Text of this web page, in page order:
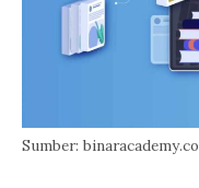
Sumber: